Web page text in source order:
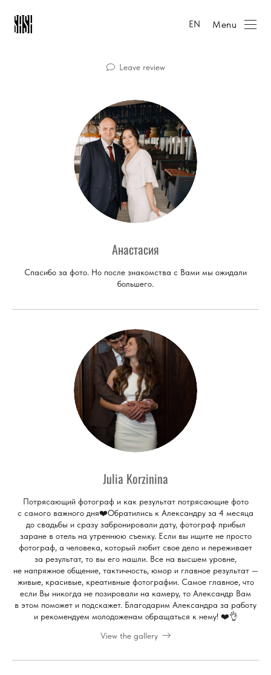
EN Menu
Leave review
Анастасия
Спасибо за фото. Но после знакомства с Вами мы ожидали
большего.
Julia Korzinina
Потрясающий фотограф и как результат потрясающие фото
с самого важного дня❤️Обратились к Александру за 4 месяца
до свадьбы и сразу забронировали дату, фотограф прибыл
заране в отель на утреннюю съемку. Если вы ищите не просто
фотограф, а человека, который любит свое дело и переживает
за результат, то вы его нашли. Все на высшем уровне,
не напряжное общение, тактичность, юмор и главное результат —
живые, красивые, креативные фотографии. Самое главное, что
если Вы никогда не позировали на камеру, то Александр Вам
в этом поможет и подскажет. Благодарим Александра за работу
и рекомендуем молодоженам обращаться к нему! ❤️👌
View the gallery